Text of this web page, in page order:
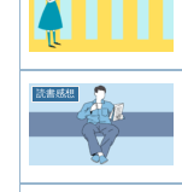
読書感想